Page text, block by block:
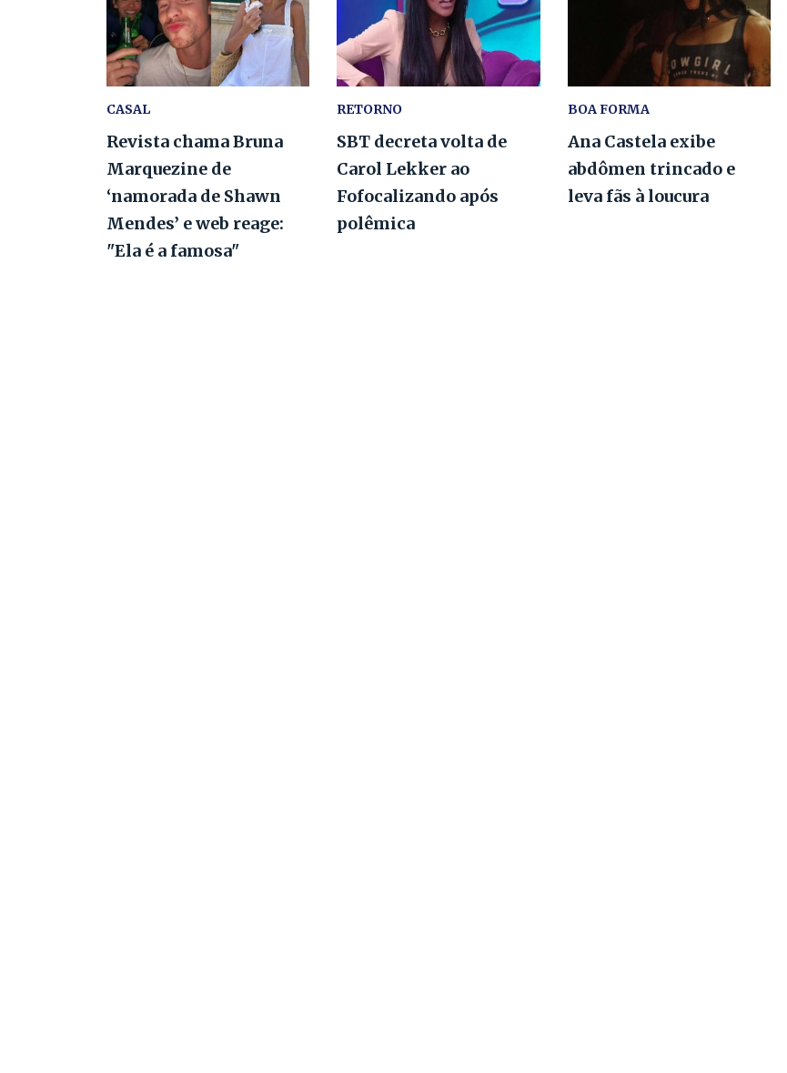
CASAL
Revista chama Bruna
Marquezine de
‘namorada de Shawn
Mendes’ e web reage:
"Ela é a famosa"
RETORNO
SBT decreta volta de
Carol Lekker ao
Fofocalizando após
polêmica
BOA FORMA
Ana Castela exibe
abdômen trincado e
leva fãs à loucura